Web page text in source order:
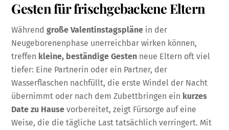
Gesten für frischgebackene Eltern
Währendgroße Valentinstagspläne in der
Neugeborenenphase unerreichbar wirken können,
treffen kleine, beständige Gesten neue Eltern oft viel
tiefer: Eine Partnerin oder ein Partner, der
Wasserflaschen nachfüllt, die erste Windel der Nacht
übernimmt oder nach dem Zubettbringen ein kurzes
Date zu Hause vorbereitet, zeigt Fürsorge auf eine
Weise, die die tägliche Last tatsächlich verringert. Mit